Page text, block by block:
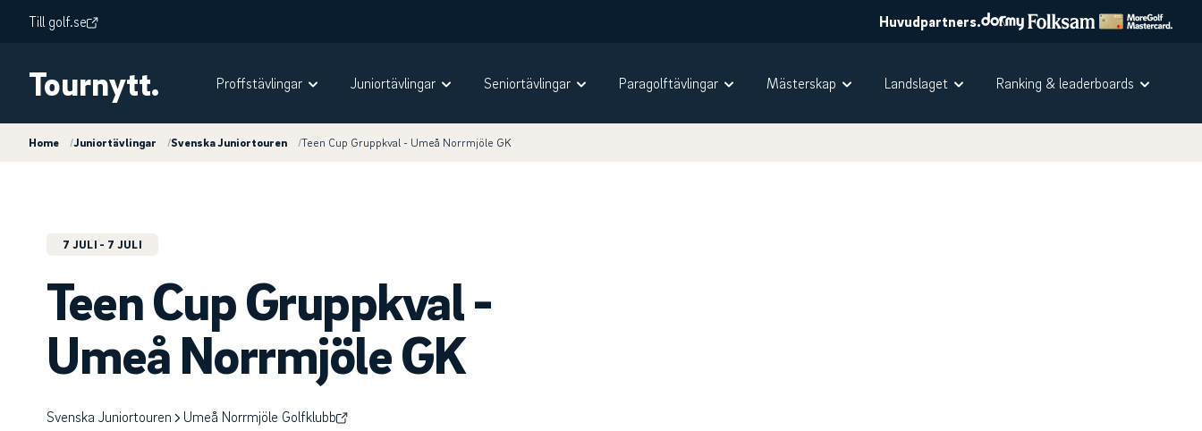
Till golf.se Huvudpartners.
Tournytt. Proffstävlingar Juniortävlingar Seniortävlingar Paragolftävlingar Mästerskap Landslaget Ranking & leaderboards
Home /Juniortävlingar /Svenska Juniortouren /Teen Cup Gruppkval - Umeå Norrmjöle GK
7 JULI - 7 JULI
Teen Cup Gruppkval -
Umeå Norrmjöle GK
Svenska Juniortouren Umeå Norrmjöle Golfklubb